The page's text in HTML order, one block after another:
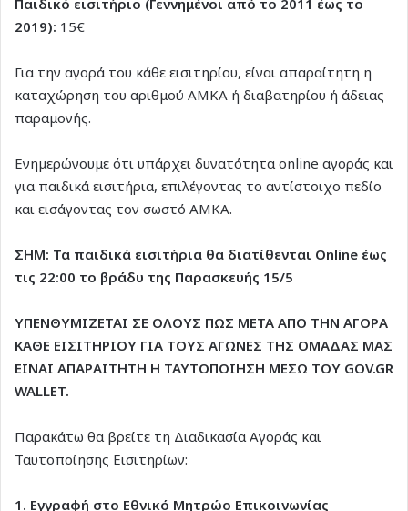
2019): 15€
Για την αγορά του κάθε εισιτηρίου, είναι απαραίτητη η
καταχώρηση του αριθμού ΑΜΚΑ ή διαβατηρίου ή άδειας
παραμονής.
Ενημερώνουμε ότι υπάρχει δυνατότητα online αγοράς και
για παιδικά εισιτήρια, επιλέγοντας το αντίστοιχο πεδίο
και εισάγοντας τον σωστό ΑΜΚΑ.
ΣΗΜ: Τα παιδικά εισιτήρια θα διατίθενται Online έως
τις 22:00 το βράδυ της Παρασκευής 15/5
ΥΠΕΝΘΥΜΙΖΕΤΑΙ ΣΕ ΟΛΟΥΣ ΠΩΣ ΜΕΤΑ ΑΠΟ ΤΗΝ ΑΓΟΡΑ
ΚΑΘΕ ΕΙΣΙΤΗΡΙΟΥ ΓΙΑ ΤΟΥΣ ΑΓΩΝΕΣ ΤΗΣ ΟΜΑΔΑΣ ΜΑΣ
ΕΙΝΑΙ ΑΠΑΡΑΙΤΗΤΗ Η ΤΑΥΤΟΠΟΙΗΣΗ ΜΕΣΩ ΤΟΥ GOV.GR
WALLET.
Παρακάτω θα βρείτε τη Διαδικασία Αγοράς και
Ταυτοποίησης Εισιτηρίων:
1. Εγγραφή στο Εθνικό Μητρώο Επικοινωνίας